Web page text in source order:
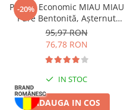
Tratament Apă
-20%
Pachet Economic MIAU MIAU
Pure Bentonită, Așternut
Igienic pentru Pisică, Lavandă,
4x5L
95,97 RON
76,78 RON
IN STOC
ADAUGA IN COS